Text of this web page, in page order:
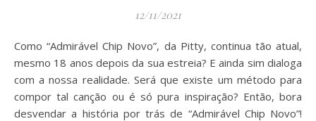
12/11/2021
Como “Admirável Chip Novo”, da Pitty, continua tão atual,
mesmo 18 anos depois da sua estreia? E ainda sim dialoga
com a nossa realidade. Será que existe um método para
compor tal canção ou é só pura inspiração? Então, bora
desvendar a história por trás de “Admirável Chip Novo”!